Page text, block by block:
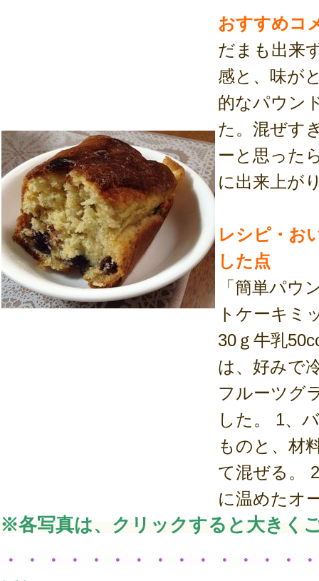
おすすめコ
だまも出来
感と、味が
的なパウン
た。混ぜす
ーと思った
に出来上が
レシピ・お
した点
「簡単パウ
トケーキミ
30ｇ牛乳
は、好みで
フルーツグ
した。 1、
ものと、材
て混ぜる。
に温めたオ
※各写真は、クリックすると大きく
・・・・・・・・・・・・・・